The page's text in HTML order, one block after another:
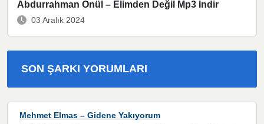
Abdurrahman Önül – Elimden Değil Mp3 İndir
03 Aralık 2024
SON ŞARKI YORUMLARI
Mehmet Elmas – Gidene Yakıyorum